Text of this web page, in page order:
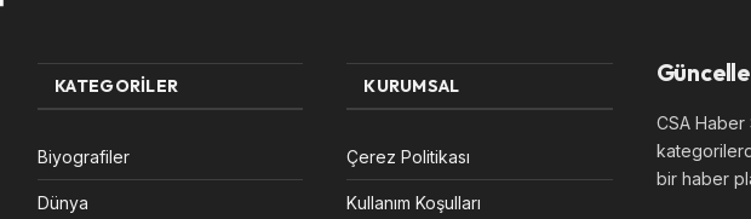
KATEGORILER
Biyografiler
Dünya
KURUMSAL
Çerez Politikası
Kullanım Koşulları
CSA
bir haber